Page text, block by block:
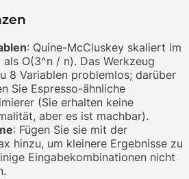
: Quine-McCluskey skaliert im
O(3^n / n). Das Werkzeug
8 Variablen problemlos; darüber
Sie Espresso-ähnliche
(Sie erhalten keine
aber es ist machbar).
: Fügen Sie sie mit der
hinzu, um kleinere Ergebnisse zu
Eingabekombinationen nicht